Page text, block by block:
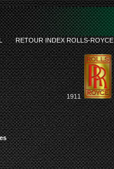
-RETOUR INDEX ROLLS-ROYCE
1911